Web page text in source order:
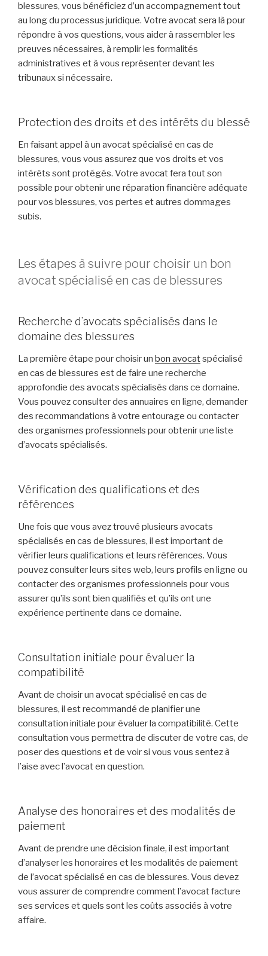
blessures, vous bénéficiez d’un accompagnement tout
au long du processus juridique. Votre avocat sera là pour
répondre à vos questions, vous aider à rassembler les
preuves nécessaires, à remplir les formalités
administratives et à vous représenter devant les
tribunaux si nécessaire.
Protection des droits et des intérêts du blessé
En faisant appel à un avocat spécialisé en cas de
blessures, vous vous assurez que vos droits et vos
intérêts sont protégés. Votre avocat fera tout son
possible pour obtenir une réparation financière adéquate
pour vos blessures, vos pertes et autres dommages
subis.
Les étapes à suivre pour choisir un bon
avocat spécialisé en cas de blessures
Recherche d’avocats spécialisés dans le
domaine des blessures
La première étape pour choisir un bon avocatspécialisé
en cas de blessures est de faire une recherche
approfondie des avocats spécialisés dans ce domaine.
Vous pouvez consulter des annuaires en ligne, demander
des recommandations à votre entourage ou contacter
des organismes professionnels pour obtenir une liste
d’avocats spécialisés.
Vérification des qualifications et des
références
Une fois que vous avez trouvé plusieurs avocats
spécialisés en cas de blessures, il est important de
vérifier leurs qualifications et leurs références. Vous
pouvez consulter leurs sites web, leurs profils en ligne ou
contacter des organismes professionnels pour vous
assurer qu’ils sont bien qualifiés et qu’ils ont une
expérience pertinente dans ce domaine.
Consultation initiale pour évaluer la
compatibilité
Avant de choisir un avocat spécialisé en cas de
blessures, il est recommandé de planifier une
consultation initiale pour évaluer la compatibilité. Cette
consultation vous permettra de discuter de votre cas, de
poser des questions et de voir si vous vous sentez à
l’aise avec l’avocat en question.
Analyse des honoraires et des modalités de
paiement
Avant de prendre une décision finale, il est important
d’analyser les honoraires et les modalités de paiement
de l’avocat spécialisé en cas de blessures. Vous devez
vous assurer de comprendre comment l’avocat facture
ses services et quels sont les coûts associés à votre
affaire.